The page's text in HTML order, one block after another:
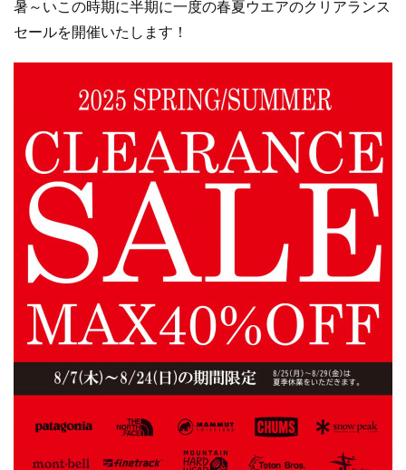
暑～いこの時期に半期に一度の春夏ウエアのクリアランス
セールを開催いたします！